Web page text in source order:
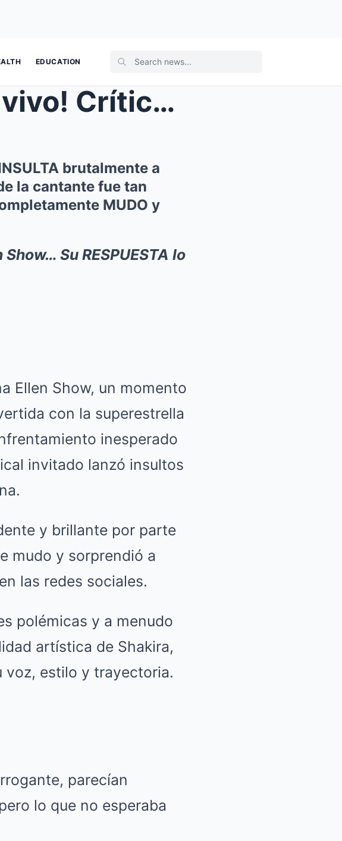
EDUCATION
INSULTA bru...
brutalmente a
la cantante fue tan
MUDO y
Su RESPUESTA lo
Ellen Show, un momento
con la superestrella
inesperado
invitado lanzó insultos
y brillante por parte
mudo y sorprendió a
las redes sociales.
polémicas y a menudo
artística de Shakira,
voz, estilo y trayectoria.
parecían
lo que no esperaba